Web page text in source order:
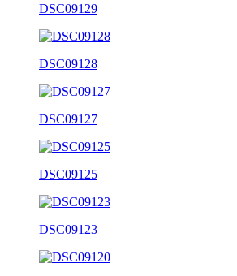
DSC09129
DSC09128
DSC09127
DSC09125
DSC09123